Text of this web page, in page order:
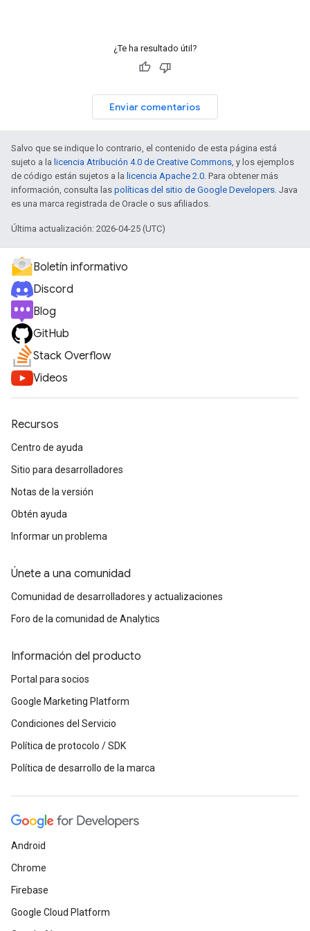
¿Te ha resultado útil?
Enviar comentarios
Salvo que se indique lo contrario, el contenido de esta página está
sujeto a la licencia Atribución 4.0 de Creative Commons, y los ejemplos
de código están sujetos a la licencia Apache 2.0. Para obtener más
información, consulta las políticas del sitio de Google Developers. Java
es una marca registrada de Oracle o sus afiliados.
Última actualización: 2026-04-25 (UTC)
Boletín informativo
Discord
Blog
GitHub
Stack Overflow
Videos
Recursos
Centro de ayuda
Sitio para desarrolladores
Notas de la versión
Obtén ayuda
Informar un problema
Únete a una comunidad
Comunidad de desarrolladores y actualizaciones
Foro de la comunidad de Analytics
Información del producto
Portal para socios
Google Marketing Platform
Condiciones del Servicio
Política de protocolo / SDK
Política de desarrollo de la marca
Android
Chrome
Firebase
Google Cloud Platform